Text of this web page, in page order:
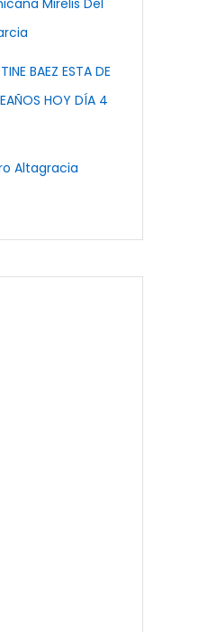
Mirelis Del
BAEZ ESTA DE
HOY DÍA 4
Altagracia